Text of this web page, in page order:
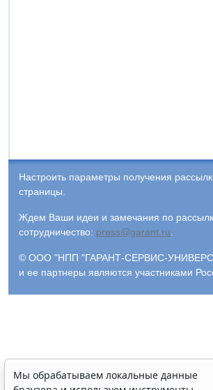
Настроить параметры получения
страницы.
Ждем Ваши идеи и замечания по
сотрудничество: press@garant.ru
© ООО "НПП "ГАРАНТ-СЕРВИС-
и ее партнеры являются участниками
Мы обрабатываем локальные данные